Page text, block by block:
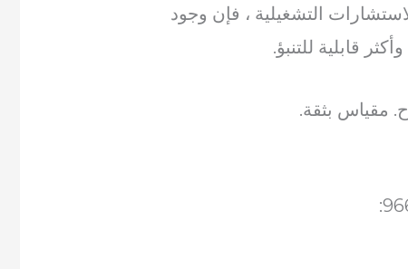
التشغيلية ، فإن وجود
قابلية للتنبؤ.
مقياس بثقة.